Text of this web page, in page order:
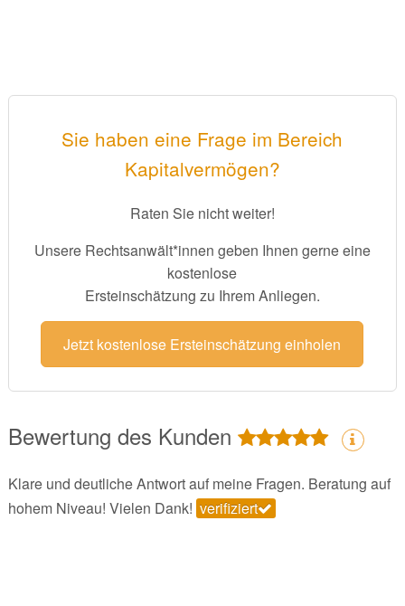
Sie haben eine Frage im Bereich
Kapitalvermögen?
Raten Sie nicht weiter!
Unsere Rechtsanwält*innen geben Ihnen gerne eine
kostenlose
Ersteinschätzung zu Ihrem Anliegen.
Jetzt kostenlose Ersteinschätzung einholen
Bewertung des Kunden
Klare und deutliche Antwort auf meine Fragen. Beratung auf
hohem Niveau! Vielen Dank! verifiziert